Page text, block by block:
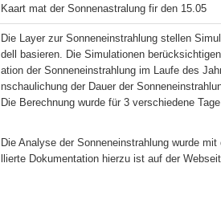
Kaart mat der Sonnenastralung fir den 15.05
Die Layer zur Sonneneinstrahlung stellen
dell basieren. Die Simulationen
ation der Sonneneinstrahlung im Laufe des
nschaulichung der Dauer der
Die Berechnung wurde für 3 verschiedene
Die Analyse der Sonneneinstrahlung wurde
llierte Dokumentation hierzu ist auf der